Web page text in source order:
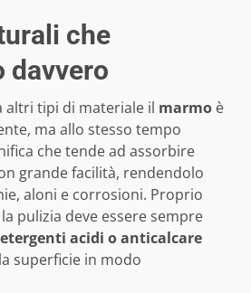
che
davvero
altri tipi di materiale il marmo è
ma allo stesso tempo
che tende ad assorbire
grande facilità, rendendolo
aloni e corrosioni. Proprio
pulizia deve essere sempre
acidi o anticalcare
superficie in modo